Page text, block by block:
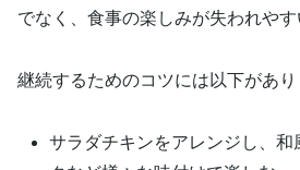
でなく、食事の楽しみが失われやす
継続するためのコツには以下があり
サラダチキンをアレンジし、和